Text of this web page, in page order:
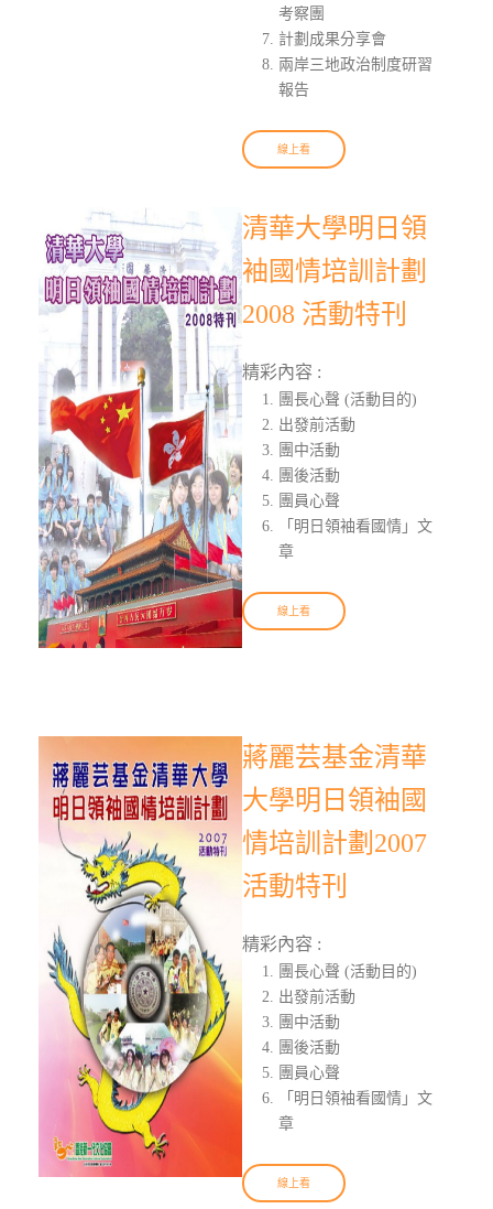
考察團
計劃成果分享會
兩岸三地政治制度研習
報告
線上看
清華大學明日領
袖國情培訓計劃
2008 活動特刊
精彩內容 :
團長心聲 (活動目的)
出發前活動
團中活動
團後活動
團員心聲
「明日領袖看國情」文
章
線上看
蔣麗芸基金清華
大學明日領袖國
情培訓計劃2007
活動特刊
精彩內容 :
團長心聲 (活動目的)
出發前活動
團中活動
團後活動
團員心聲
「明日領袖看國情」文
章
線上看